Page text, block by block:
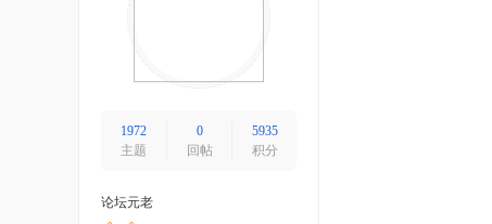
1972
主题
0
回帖
5935
积分
论坛元老